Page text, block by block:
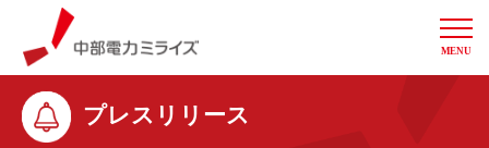
中部電力ミライズ
MENU
プレスリリース